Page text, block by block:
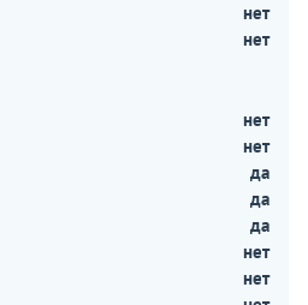
нет
нет
нет
нет
да
да
да
нет
нет